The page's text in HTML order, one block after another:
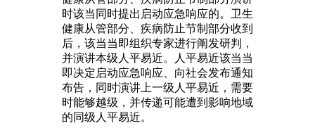
时该当同时提出启动应急响应的。卫生
健康从管部分、疾病防止节制部分收到
后，该当当即组织专家进行阐发研判，
并演讲本级人平易近。人平易近该当当
即决定启动应急响应、向社会发布通知
布告，同时演讲上一级人平易近，需要
时能够越级，并传递可能遭到影响地域
的同级人平易近。